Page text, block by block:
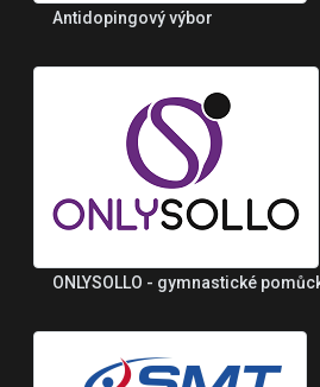
Antidopingový výbor
ONLYSOLLO - gymnastické